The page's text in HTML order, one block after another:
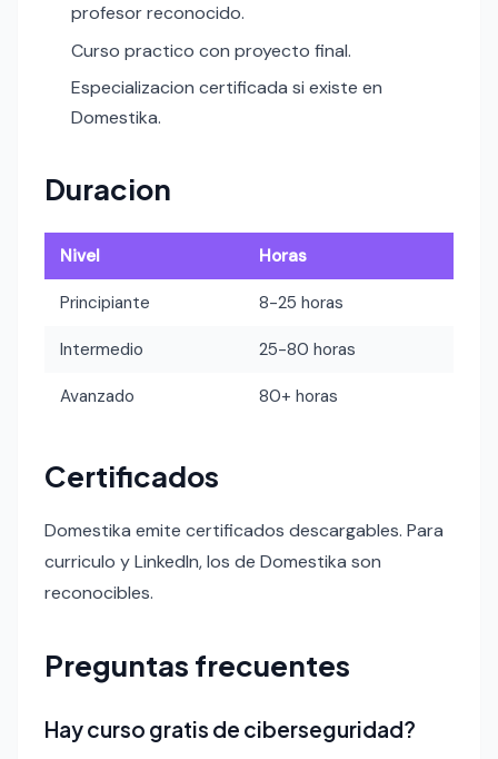
profesor reconocido.
Curso practico con proyecto final.
Especializacion certificada si existe en
Domestika.
Duracion
Nivel Horas
Principiante 8-25 horas
Intermedio 25-80 horas
Avanzado 80+ horas
Certificados
Domestika emite certificados descargables. Para
curriculo y LinkedIn, los de Domestika son
reconocibles.
Preguntas frecuentes
Hay curso gratis de ciberseguridad?